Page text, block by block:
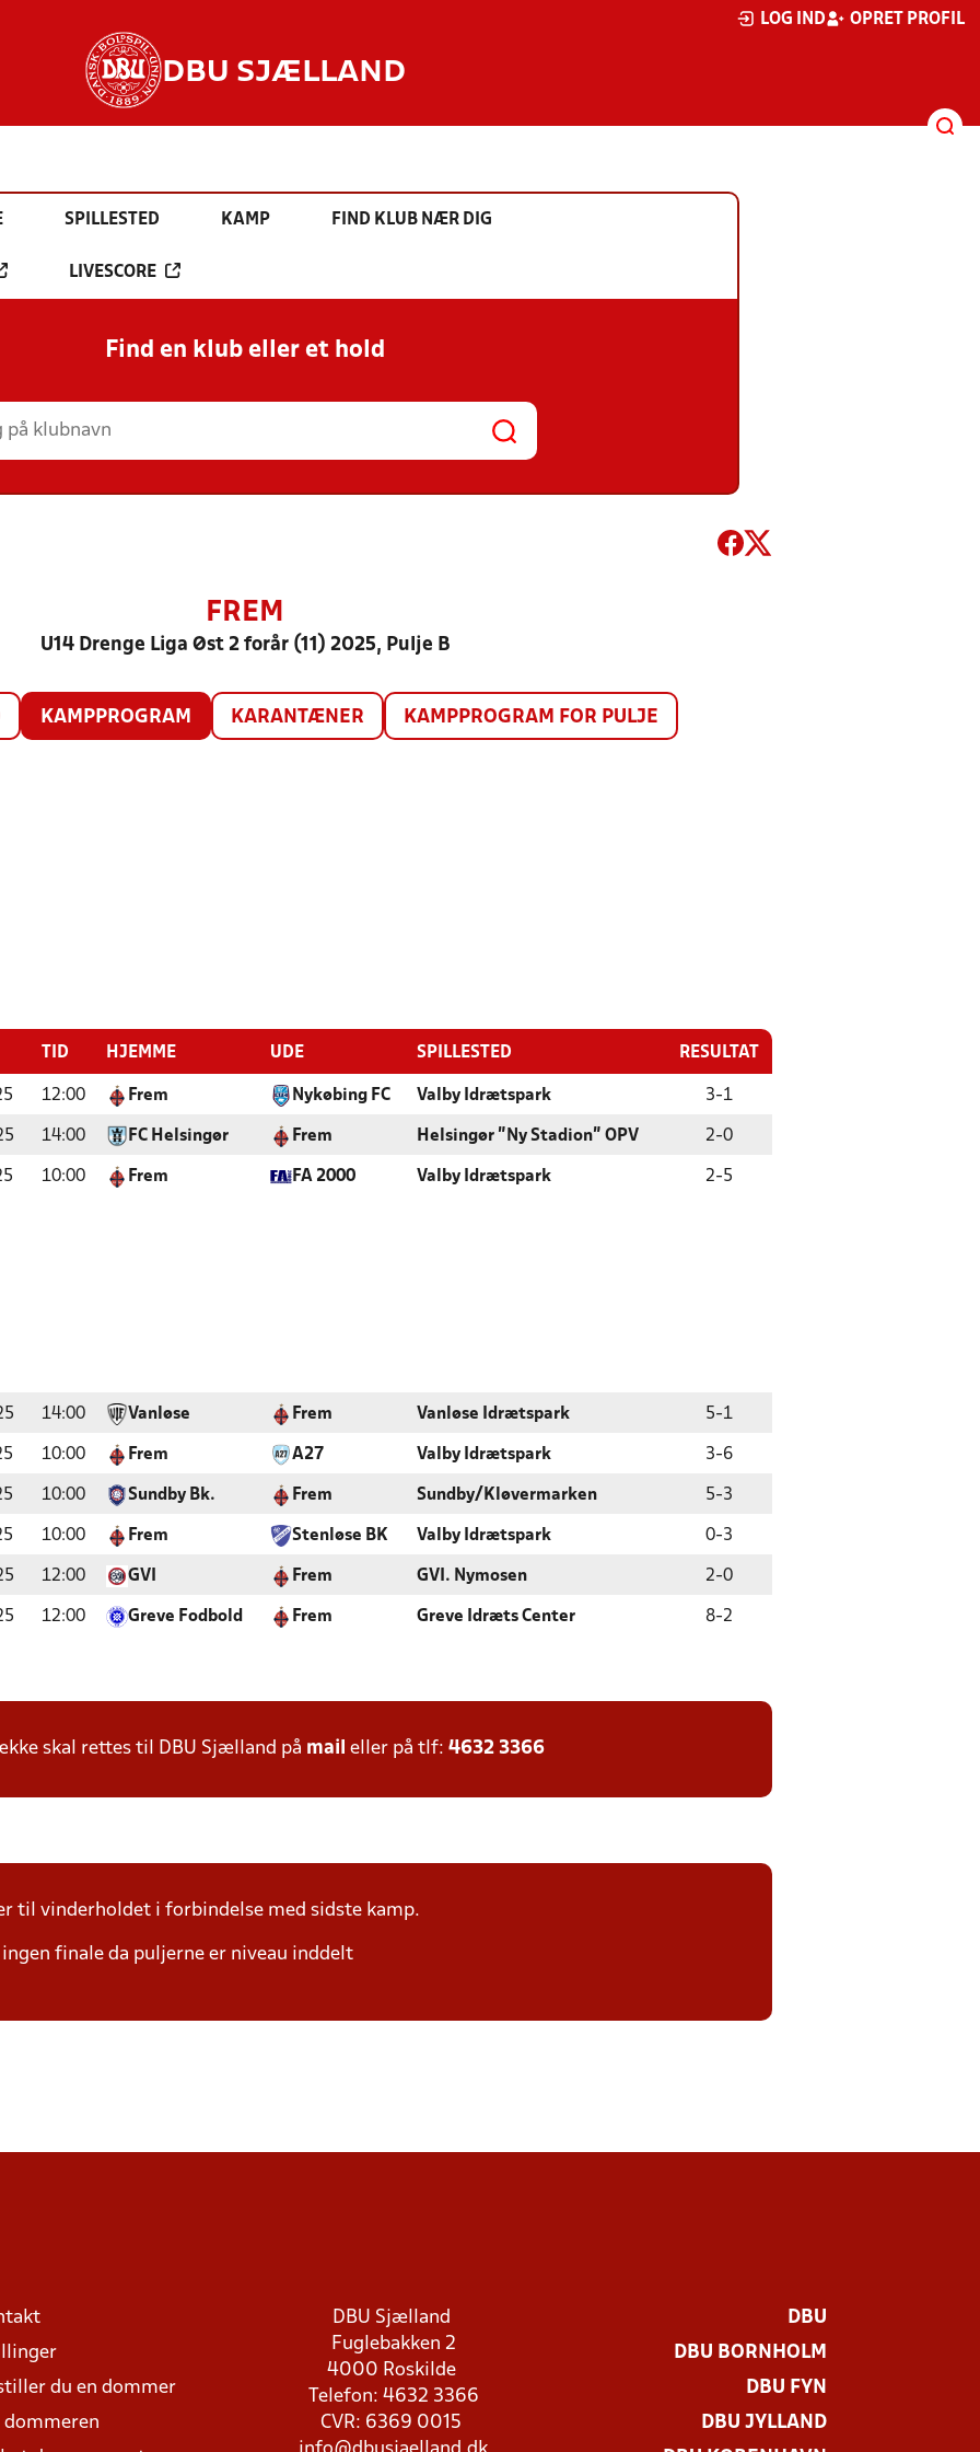
LOG IND OPRET PROFIL
DBU SJÆLLAND
SPILLESTED KAMP FIND KLUB NÆR DIG
LIVESCORE
Find en klub eller et hold
FREM
U14 Drenge Liga Øst 2 forår (11) 2025, Pulje B
KAMPPROGRAM KARANTÆNER KAMPPROGRAM FOR PULJE
TID HJEMME UDE SPILLESTED RESULTAT
12:00 Frem Nykøbing FC Valby Idrætspark 3-1
14:00 FC Helsingør Frem Helsingør "Ny Stadion" OPV 2-0
10:00 Frem FA 2000 Valby Idrætspark 2-5
14:00 Vanløse Frem Vanløse Idrætspark 5-1
10:00 Frem A27 Valby Idrætspark 3-6
10:00 Sundby Bk. Frem Sundby/Kløvermarken 5-3
10:00 Frem Stenløse BK Valby Idrætspark 0-3
12:00 GVI Frem GVI. Nymosen 2-0
12:00 Greve Fodbold Frem Greve Idræts Center 8-2
skal rettes til DBU Sjælland på mail eller på tlf: 4632 3366
til vinderholdet i forbindelse med sidste kamp.
finale da puljerne er niveau inddelt
du en dommer
dommeren
DBU Sjælland
Fuglebakken 2
4000 Roskilde
Telefon: 4632 3366
CVR: 6369 0015
DBU
DBU BORNHOLM
DBU FYN
DBU JYLLAND